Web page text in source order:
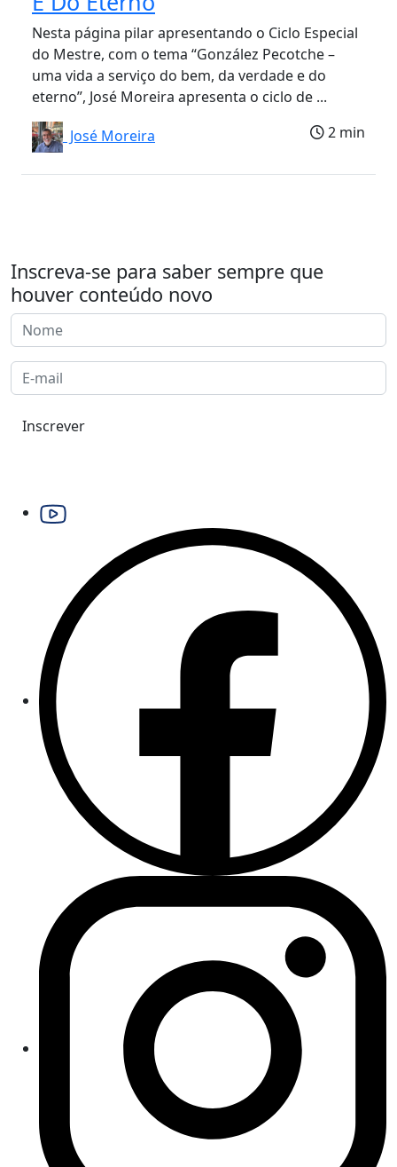
Nesta página pilar apresentando o Ciclo Especial
do Mestre, com o tema “González Pecotche –
uma vida a serviço do bem, da verdade e do
eterno”, José Moreira apresenta o ciclo de ...
José Moreira
2 min
Inscreva-se para saber sempre que
houver conteúdo novo
Inscrever